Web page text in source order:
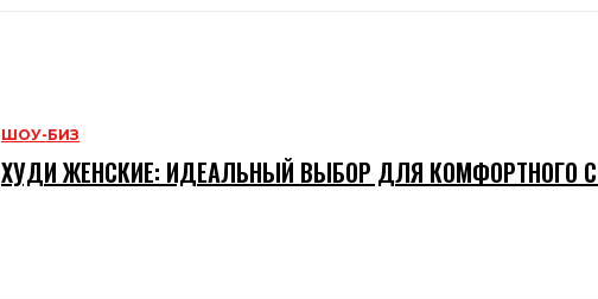
ШОУ-БИЗ
ХУДИ ЖЕНСКИЕ: ИДЕАЛЬНЫЙ ВЫБОР ДЛЯ КОМФОРТНОГО